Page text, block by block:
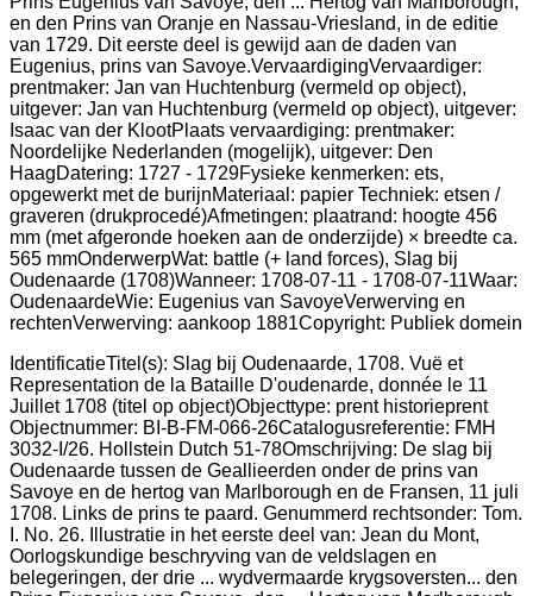
IdentificatieTitel(s): Slag bij Oudenaarde, 1708. Vuë et
Representation de la Bataille D'oudenarde, donnée le 11
Juillet 1708 (titel op object)Objecttype: prent historieprent
Objectnummer: BI-B-FM-066-26Catalogusreferentie: FMH
3032-I/26. Hollstein Dutch 51-78Omschrijving: De slag bij
Oudenaarde tussen de Geallieerden onder de prins van
Savoye en de hertog van Marlborough en de Fransen, 11 juli
1708. Links de prins te paard. Genummerd rechtsonder: Tom.
I. No. 26. Illustratie in het eerste deel van: Jean du Mont,
Oorlogskundige beschryving van de veldslagen en
belegeringen, der drie ... wydvermaarde krygsoversten... den